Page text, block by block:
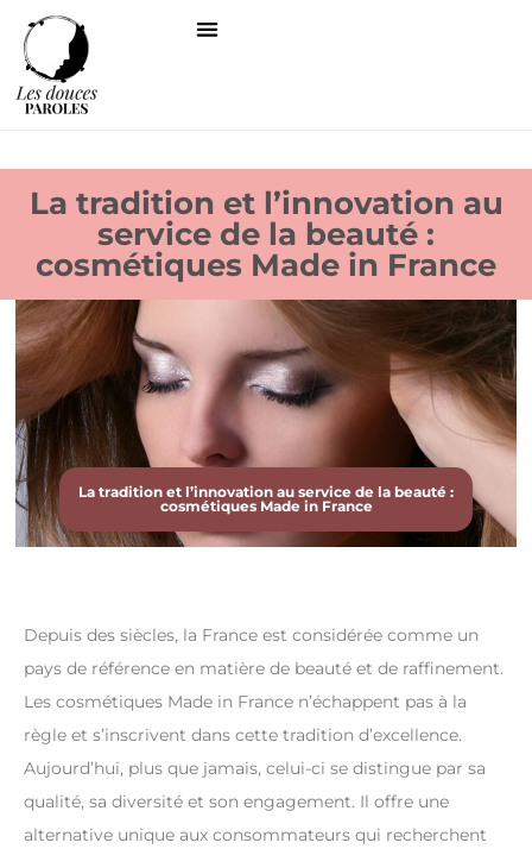
La tradition et l’innovation au
service de la beauté :
cosmétiques Made in France
La tradition et l’innovation au service de la beauté :
cosmétiques Made in France
Depuis des siècles, la France est considérée comme un
pays de référence en matière de beauté et de raffinement.
Les cosmétiques Made in France n’échappent pas à la
règle et s’inscrivent dans cette tradition d’excellence.
Aujourd’hui, plus que jamais, celui-ci se distingue par sa
qualité, sa diversité et son engagement. Il offre une
alternative unique aux consommateurs qui recherchent